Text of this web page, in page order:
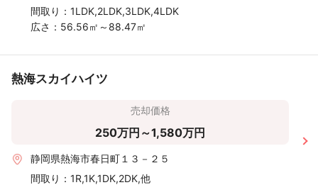
間取り： 1LDK,2LDK,3LDK,4LDK
広さ： 56.56㎡～88.47㎡
熱海スカイハイツ
売却価格
250万円～1,580万円
静岡県熱海市春日町１３－２５
間取り： 1R,1K,1DK,2DK,他